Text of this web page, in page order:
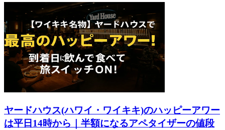
ヤードハウス(ハワイ・ワイキキ)のハッピーアワー
は平日14時から｜半額になるアペタイザーの値段